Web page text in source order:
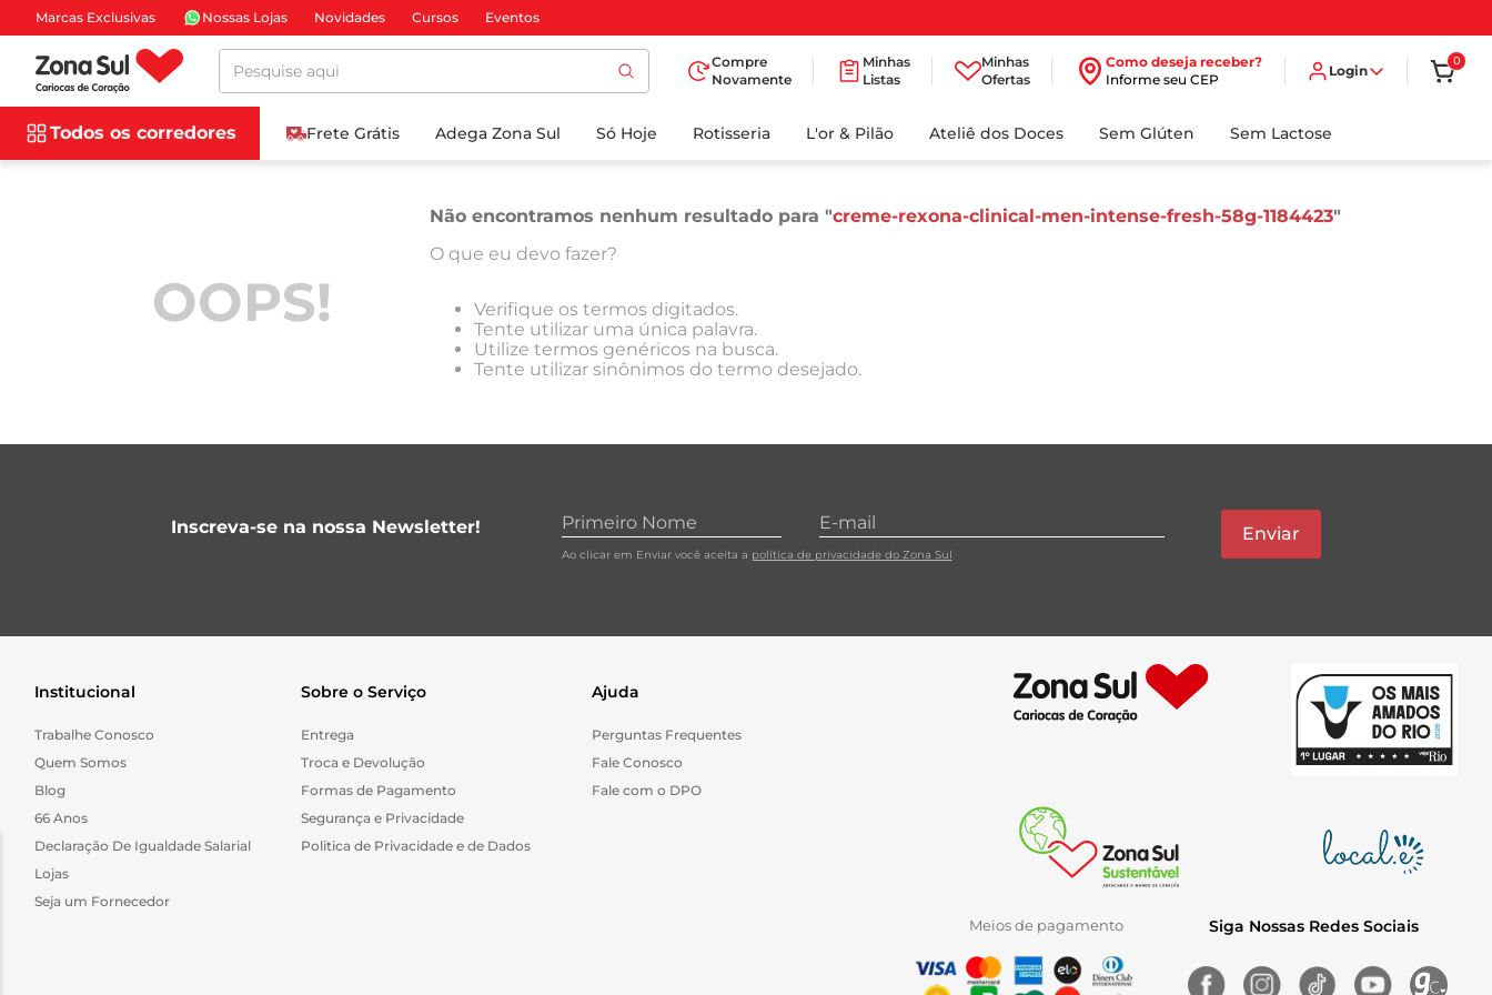
Marcas Exclusivas Nossas Lojas Novidades Cursos Eventos
Pesquise aqui
Compre
Novamente
Minhas
Listas
Minhas
Ofertas
Como deseja receber?
Informe seu CEP
Login
0
Todos os corredores Frete Grátis Adega Zona Sul Só Hoje Rotisseria L'or & Pilão Ateliê dos Doces Sem Glúten Sem Lactose
OOPS!
Não encontramos nenhum resultado para "creme-rexona-clinical-men-intense-fresh-58g-1184423"
O que eu devo fazer?
Verifique os termos digitados.
Tente utilizar uma única palavra.
Utilize termos genéricos na busca.
Tente utilizar sinônimos do termo desejado.
Inscreva-se na nossa Newsletter!
Ao clicar em Enviar você aceita a política de privacidade do Zona Sul
Enviar
Institucional
Trabalhe Conosco
Quem Somos
Blog
66 Anos
Declaração De Igualdade Salarial
Lojas
Seja um Fornecedor
Sobre o Serviço
Entrega
Troca e Devolução
Formas de Pagamento
Segurança e Privacidade
Politica de Privacidade e de Dados
Ajuda
Perguntas Frequentes
Fale Conosco
Fale com o DPO
Meios de pagamento Siga Nossas Redes Sociais
BUSCADOS
papel higienico
5º
azeite
6º
biscoito
8º
leite
10º